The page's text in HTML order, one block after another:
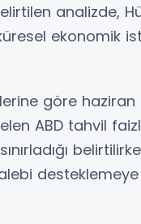
analizde,
ekonomik
göre haziran
ABD tahvil